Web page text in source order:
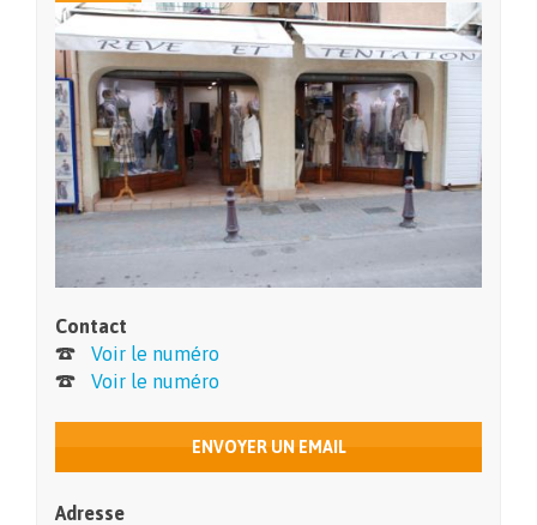
Contact
Voir le numéro
Voir le numéro
ENVOYER UN EMAIL
Adresse